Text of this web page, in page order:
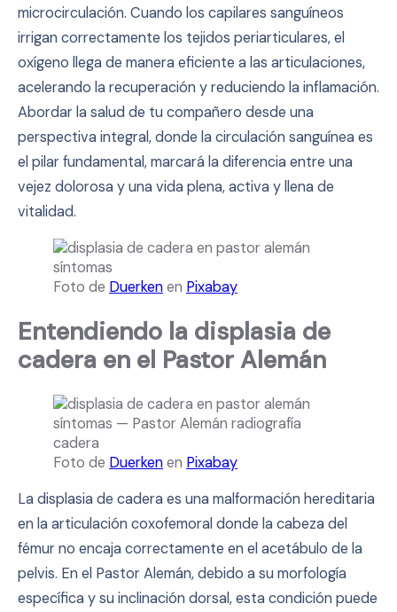
microcirculación. Cuando los capilares sanguíneos
irrigan correctamente los tejidos periarticulares, el
oxígeno llega de manera eficiente a las articulaciones,
acelerando la recuperación y reduciendo la inflamación.
Abordar la salud de tu compañero desde una
perspectiva integral, donde la circulación sanguínea es
el pilar fundamental, marcará la diferencia entre una
vejez dolorosa y una vida plena, activa y llena de
vitalidad.
Foto de Duerkenen Pixabay
Entendiendo la displasia de
cadera en el Pastor Alemán
Foto de Duerkenen Pixabay
La displasia de cadera es una malformación hereditaria
en la articulación coxofemoral donde la cabeza del
fémur no encaja correctamente en el acetábulo de la
pelvis. En el Pastor Alemán, debido a su morfología
específica y su inclinación dorsal, esta condición puede